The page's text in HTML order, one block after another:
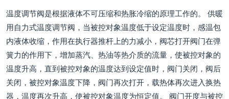
温度调节阀是根据液体不可压缩和热胀冷缩的原理工作的。 供暖
用自力式温度调节阀，当被控对象温度低于设定温度时，感温包
内液体收缩，作用在执行器推杆上的力减小，阀芯打开阀门在弹
簧力的作用下，增加蒸汽、热油等热介质的流量，使被控对象的
温度升高，直到被控对象的温度达到设定值时，阀门关闭，阀后
关闭，被控对象温度下降，阀门再次打开，载热体再次进入换热
器，温度再次升高，使被控对象温度为恒定值。 阀门开度与被控